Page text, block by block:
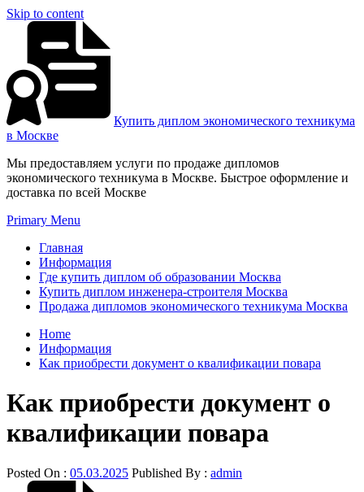
Skip to content
Купить диплом экономического техникума
в Москве
Мы предоставляем услуги по продаже дипломов
экономического техникума в Москве. Быстрое оформление и
доставка по всей Москве
Primary Menu
Главная
Информация
Где купить диплом об образовании Москва
Купить диплом инженера-строителя Москва
Продажа дипломов экономического техникума Москва
Home
Информация
Как приобрести документ о квалификации повара
Как приобрести документ о
квалификации повара
Posted On : 05.03.2025 Published By : admin